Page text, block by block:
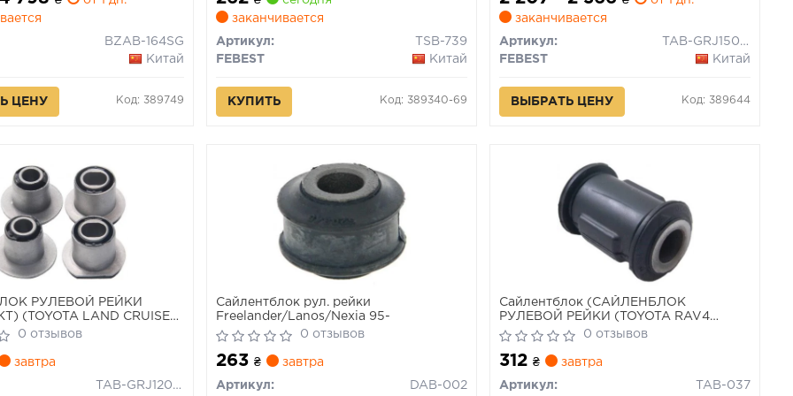
BZAB-164SG
Китай
ЦЕНУ Код: 389749
заканчивается
Артикул:
TSB-739
FEBEST
Китай
КУПИТЬ Код: 389340-69
заканчивается
Артикул:
TAB-GRJ150-KIT
FEBEST
Китай
ВЫБРАТЬ ЦЕНУ Код: 389644
РУЛЕВОЙ РЕЙКИ
(TOYOTA LAND CRUISER
RZJ12#/TRJ12#/VZJ12#
0 отзывов
завтра
TAB-GRJ120-KIT
Сайлентблок рул. рейки
Freelander/Lanos/Nexia 95-
0 отзывов
263₴ завтра
Артикул: DAB-002
Сайлентблок (САЙЛЕНБЛОК
РУЛЕВОЙ РЕЙКИ (TOYOTA RAV4
ACA2# 2000-2005) FEBEST)
0 отзывов
312₴ завтра
Артикул: TAB-037